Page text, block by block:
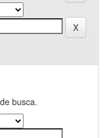
busca.